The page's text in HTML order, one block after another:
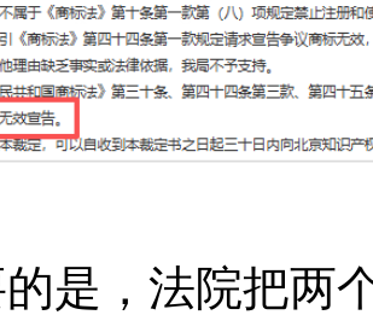
的是，法院把